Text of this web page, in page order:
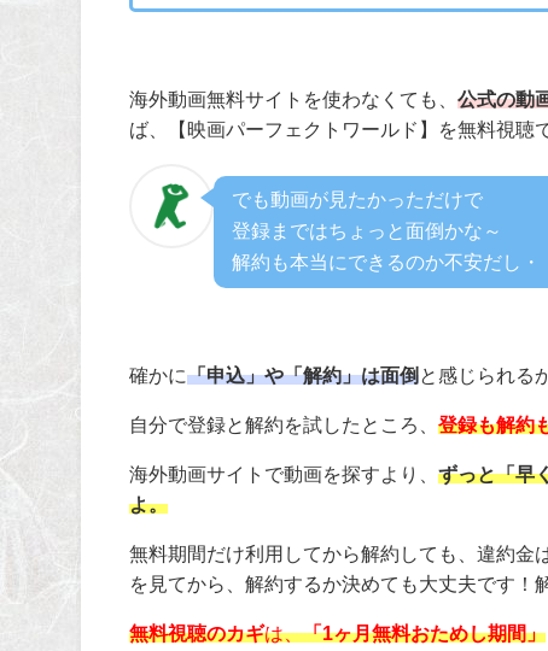
海外動画無料サイトを使わなくても、公式の動
ば、【映画パーフェクトワールド】を無料視聴
でも動画が見たかっただけで
登録まではちょっと面倒かな～
解約も本当にできるのか不安だし・
確かに「申込」や「解約」は面倒と感じられる
自分で登録と解約を試したところ、登録も解約
海外動画サイトで動画を探すより、ずっと「早
よ。
無料期間だけ利用してから解約しても、違約金
を見てから、解約するか決めても大丈夫です！
無料視聴のカギは、「1ヶ月無料おためし期間」